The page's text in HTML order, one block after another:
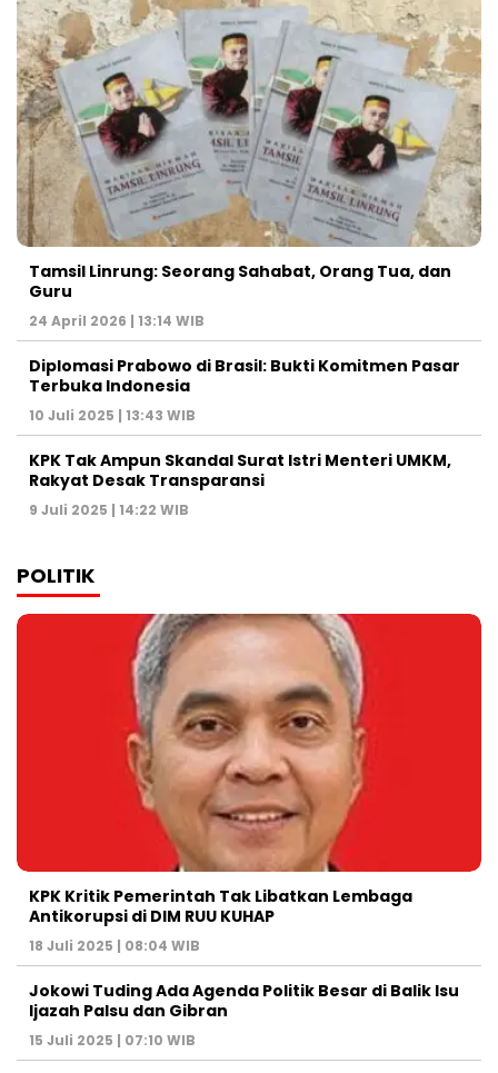
Tamsil Linrung: Seorang Sahabat, Orang Tua, dan
Guru
24 April 2026 | 13:14 WIB
Diplomasi Prabowo di Brasil: Bukti Komitmen Pasar
Terbuka Indonesia
10 Juli 2025 | 13:43 WIB
KPK Tak Ampun Skandal Surat Istri Menteri UMKM,
Rakyat Desak Transparansi
9 Juli 2025 | 14:22 WIB
POLITIK
KPK Kritik Pemerintah Tak Libatkan Lembaga
Antikorupsi di DIM RUU KUHAP
18 Juli 2025 | 08:04 WIB
Jokowi Tuding Ada Agenda Politik Besar di Balik Isu
Ijazah Palsu dan Gibran
15 Juli 2025 | 07:10 WIB